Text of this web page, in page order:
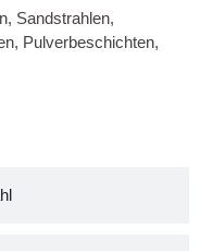
Sandstrahlen,
Pulverbeschichten,